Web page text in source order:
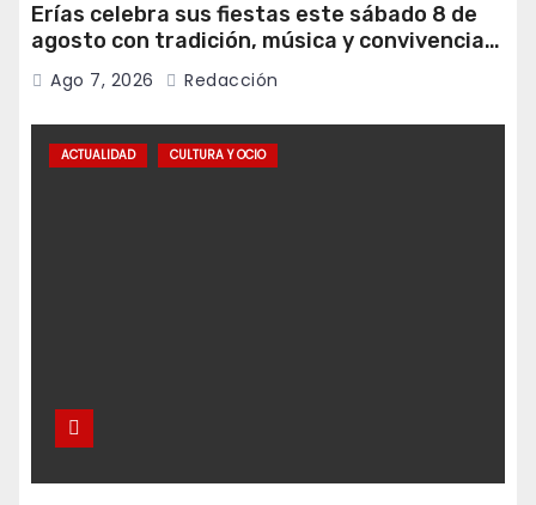
Erías celebra sus fiestas este sábado 8 de
agosto con tradición, música y convivencia
vecinal
Ago 7, 2026 Redacción
ACTUALIDAD CULTURA Y OCIO